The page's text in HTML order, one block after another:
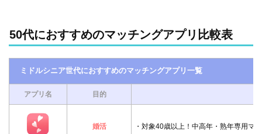
50代におすすめのマッチングアプリ比較表
ミドルシニア世代におすすめのマッチングアプリ一覧
アプリ名 目的
婚活
・対象40歳以上！中高年・熟年専用マ